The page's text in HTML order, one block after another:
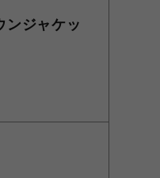
ジャケッ